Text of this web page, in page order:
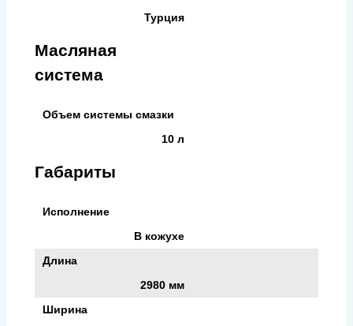
Турция
Масляная
система
Объем системы смазки
10 л
Габариты
Исполнение
В кожухе
Длина
2980 мм
Ширина